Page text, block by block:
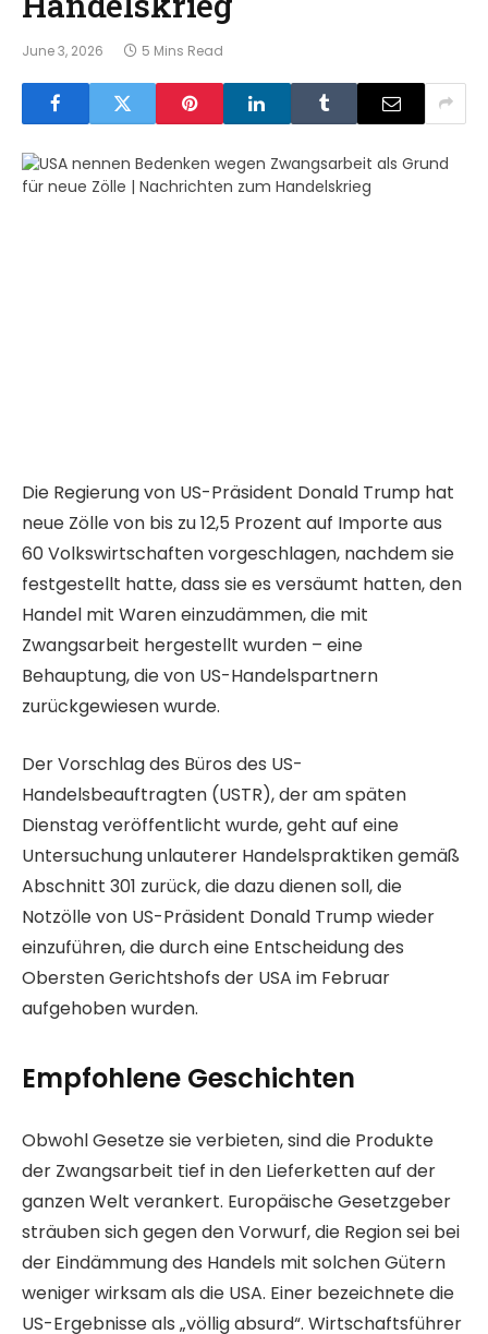
June 3, 2026 5 Mins Read
Die Regierung von US-Präsident Donald Trump hat
neue Zölle von bis zu 12,5 Prozent auf Importe aus
60 Volkswirtschaften vorgeschlagen, nachdem sie
festgestellt hatte, dass sie es versäumt hatten, den
Handel mit Waren einzudämmen, die mit
Zwangsarbeit hergestellt wurden – eine
Behauptung, die von US-Handelspartnern
zurückgewiesen wurde.
Der Vorschlag des Büros des US-
Handelsbeauftragten (USTR), der am späten
Dienstag veröffentlicht wurde, geht auf eine
Untersuchung unlauterer Handelspraktiken gemäß
Abschnitt 301 zurück, die dazu dienen soll, die
Notzölle von US-Präsident Donald Trump wieder
einzuführen, die durch eine Entscheidung des
Obersten Gerichtshofs der USA im Februar
aufgehoben wurden.
Empfohlene Geschichten
L
i
s
t
e
m
i
E
n
d
e
d
e
r
Obwohl Gesetze sie verbieten, sind die Produkte
der Zwangsarbeit tief in den Lieferketten auf der
ganzen Welt verankert. Europäische Gesetzgeber
sträuben sich gegen den Vorwurf, die Region sei bei
der Eindämmung des Handels mit solchen Gütern
weniger wirksam als die USA. Einer bezeichnete die
US-Ergebnisse als „völlig absurd“. Wirtschaftsführer